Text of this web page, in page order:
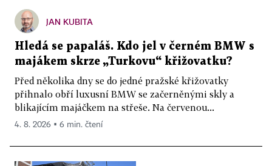
JAN KUBITA
Hledá se papaláš. Kdo jel v černém BMW s
majákem skrze „Turkovu“ křižovatku?
Před několika dny se do jedné pražské křižovatky
přihnalo obří luxusní BMW se začerněnými skly a
blikajícím majáčkem na střeše. Na červenou...
4. 8. 2026 ▪ 6 min. čtení